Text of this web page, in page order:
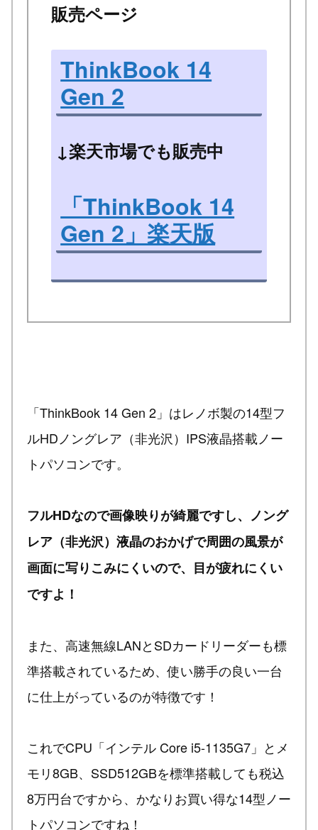
販売ページ
ThinkBook 14
Gen 2
↓楽天市場でも販売中
「ThinkBook 14
Gen 2」楽天版
「ThinkBook 14 Gen 2」はレノボ製の14型フ
ルHDノングレア（非光沢）IPS液晶搭載ノー
トパソコンです。
フルHDなので画像映りが綺麗ですし、ノング
レア（非光沢）液晶のおかげで周囲の風景が
画面に写りこみにくいので、目が疲れにくい
ですよ！
また、高速無線LANとSDカードリーダーも標
準搭載されているため、使い勝手の良い一台
に仕上がっているのが特徴です！
これでCPU「インテル Core i5-1135G7」とメ
モリ8GB、SSD512GBを標準搭載しても税込
8万円台ですから、かなりお買い得な14型ノー
トパソコンですね！